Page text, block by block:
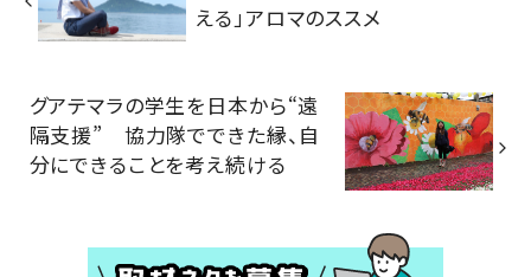
える」アロマのススメ
グアテマラの学生を日本から“遠
隔支援” 協力隊でできた縁、自
分にできることを考え続ける